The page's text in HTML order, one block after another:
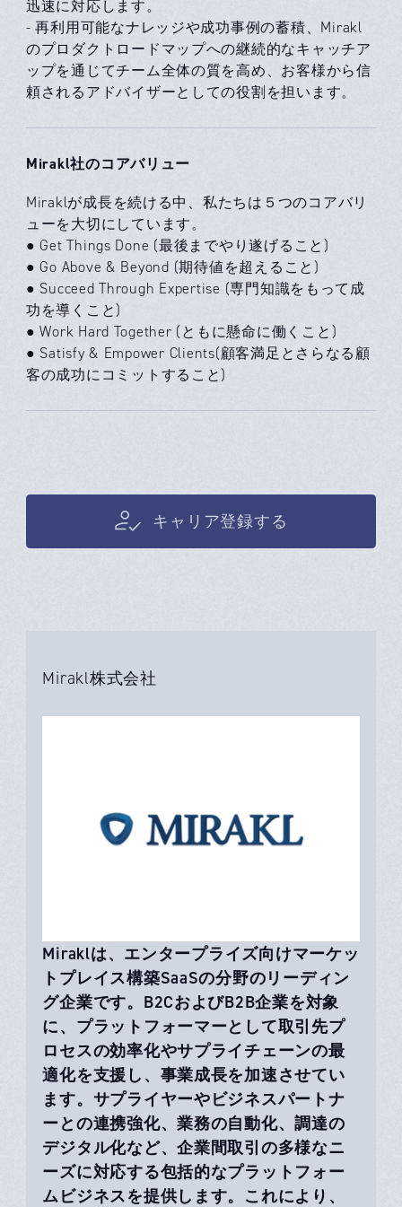
迅速に対応します。
- 再利用可能なナレッジや成功事例の蓄積、Mirakl
のプロダクトロードマップへの継続的なキャッチア
ップを通じてチーム全体の質を高め、お客様から信
頼されるアドバイザーとしての役割を担います。
Mirakl社のコアバリュー
Miraklが成長を続ける中、私たちは５つのコアバリ
ューを大切にしています。
● Get Things Done (最後までやり遂げること)
● Go Above & Beyond (期待値を超えること)
● Succeed Through Expertise (専門知識をもって成
功を導くこと)
● Work Hard Together (ともに懸命に働くこと)
● Satisfy & Empower Clients(顧客満足とさらなる顧
客の成功にコミットすること)
キャリア登録する
Mirakl株式会社
Miraklは、エンタープライズ向けマーケッ
トプレイス構築SaaSの分野のリーディン
グ企業です。B2CおよびB2B企業を対象
に、プラットフォーマーとして取引先プ
ロセスの効率化やサプライチェーンの最
適化を支援し、事業成長を加速させてい
ます。サプライヤーやビジネスパートナ
ーとの連携強化、業務の自動化、調達の
デジタル化など、企業間取引の多様なニ
ーズに対応する包括的なプラットフォー
ムビジネスを提供します。これにより、